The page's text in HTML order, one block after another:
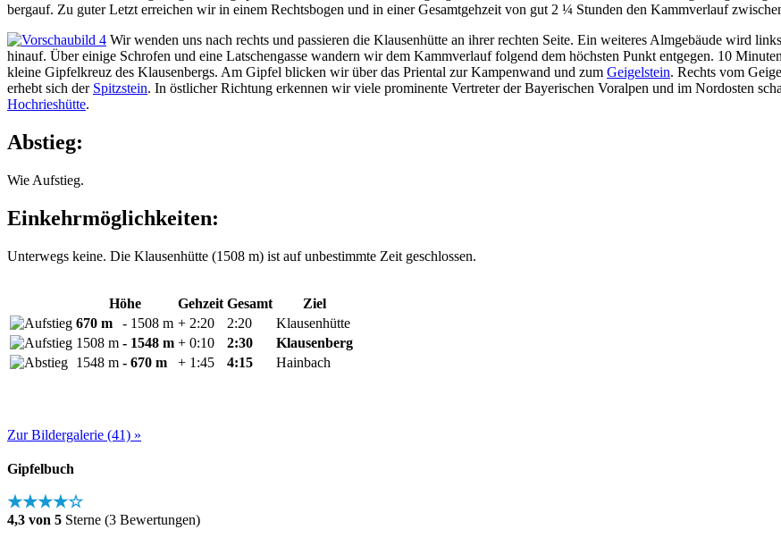
bergauf. Zu guter Letzt erreichen wir in einem Rechtsbogen und in einer Gesamtgehzeit von gut 2 ¼ Stunden den Kammverlauf
Wir wenden uns nach rechts und passieren die Klausenhütte an ihrer rechten Seite. Ein weiteres Almgebäude wird
hinauf. Über einige Schrofen und eine Latschengasse wandern wir dem Kammverlauf folgend dem höchsten Punkt entgegen. 10
kleine Gipfelkreuz des Klausenbergs. Am Gipfel blicken wir über das Priental zur Kampenwand und zum Geigelstein. Rechts vom
erhebt sich der Spitzstein. In östlicher Richtung erkennen wir viele prominente Vertreter der Bayerischen Voralpen und im Nordosten
Hochrieshütte.
Abstieg:
Wie Aufstieg.
Einkehrmöglichkeiten:
Unterwegs keine. Die Klausenhütte (1508 m) ist auf unbestimmte Zeit geschlossen.
Höhe Gehzeit Gesamt
Ziel
670 m
- 1508 m + 2:20 2:20
Klausenhütte
1508 m - 1548 m + 0:10 2:30
Klausenberg
1548 m - 670 m + 1:45 4:15 Hainbach
Zur Bildergalerie (41) »
Gipfelbuch
★★★★☆
4,3 von 5 Sterne (3 Bewertungen)